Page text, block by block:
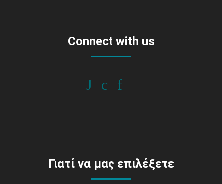
Connect with us
Γιατί να μας επιλέξετε